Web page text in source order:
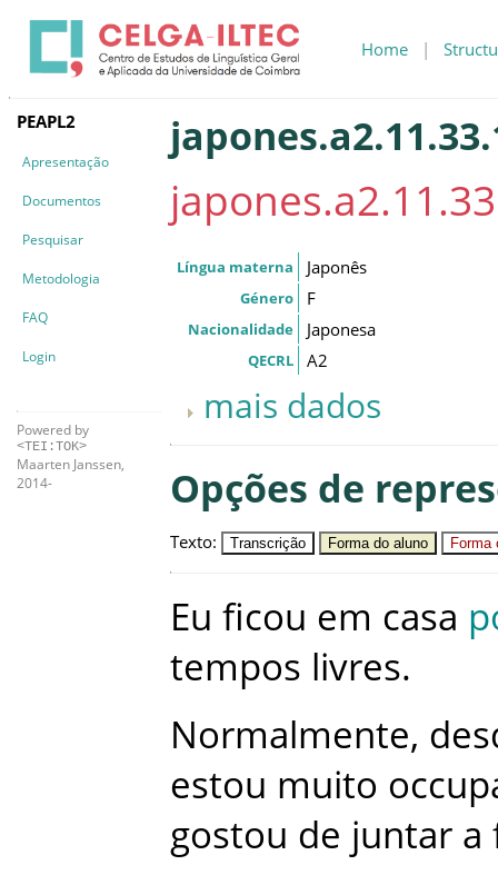
Home |
PEAPL2
Apresentação
Documentos
Pesquisar
Metodologia
FAQ
Login
Powered by
<TEI:TOK>
Maarten Janssen,
2014-
Língua materna Japonês
Género F
Nacionalidade Japonesa
QECRL A2
mais dados
Opções de
Texto: Transcrição Forma do aluno Forma
Eu ficou em casa
tempos livres.
Normalmente,
estou muito
gostou de juntar a